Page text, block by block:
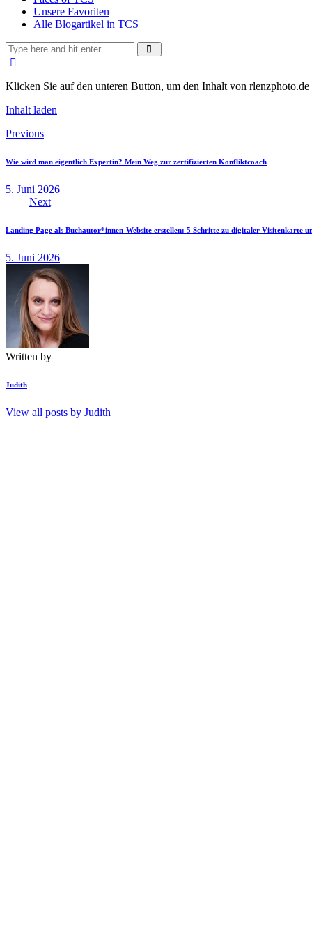
Unsere Favoriten
Alle Blogartikel in TCS
Klicken Sie auf den unteren Button, um den Inhalt von rlenzphoto.de
Inhalt laden
Beitragsnavigation
Previous
Wie wird man eigentlich Expertin? Mein Weg zur zertifizierten Konfliktcoach
5. Juni 2026
Next
Landing Page als Buchautor*innen-Website erstellen: 5 Schritte zu digitaler Visitenkarte
5. Juni 2026
Written by
Judith
View all posts by Judith